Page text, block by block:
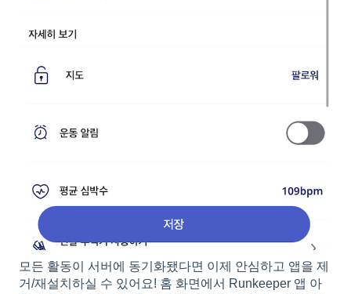
모든 활동이 서버에 동기화됐다면 이제 안심하고 앱을 제
거/재설치하실 수 있어요! 홈 화면에서 Runkeeper 앱 아